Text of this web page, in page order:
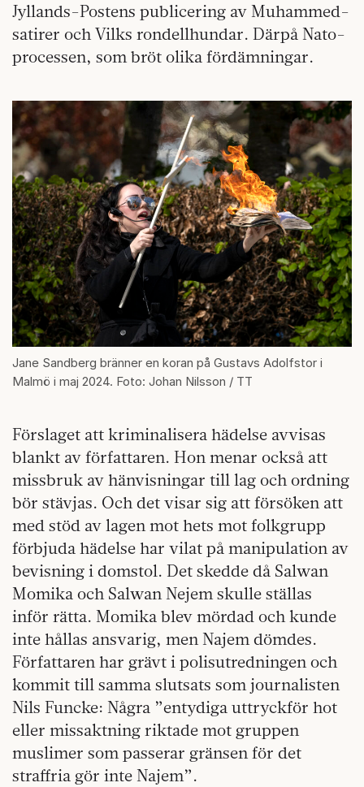
Jyllands-Postens publicering av Muhammed-
satirer och Vilks rondellhundar. Därpå Nato-
processen, som bröt olika fördämningar.
Jane Sandberg bränner en koran på Gustavs Adolfstor i
Malmö i maj 2024. Foto: Johan Nilsson / TT
Förslaget att kriminalisera hädelse avvisas
blankt av författaren. Hon menar också att
missbruk av hänvisningar till lag och ordning
bör stävjas. Och det visar sig att försöken att
med stöd av lagen mot hets mot folkgrupp
förbjuda hädelse har vilat på manipulation av
bevisning i domstol. Det skedde då Salwan
Momika och Salwan Nejem skulle ställas
inför rätta. Momika blev mördad och kunde
inte hållas ansvarig, men Najem dömdes.
Författaren har grävt i polisutredningen och
kommit till samma slutsats som journalisten
Nils Funcke: Några ”entydiga uttryckför hot
eller missaktning riktade mot gruppen
muslimer som passerar gränsen för det
straffria gör inte Najem”.